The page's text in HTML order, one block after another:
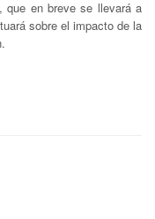
que en breve se llevará a
sobre el impacto de la